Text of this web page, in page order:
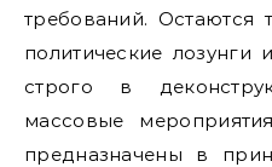
требований. Остаются
политические лозунги
строго в
массовые
предназначены в